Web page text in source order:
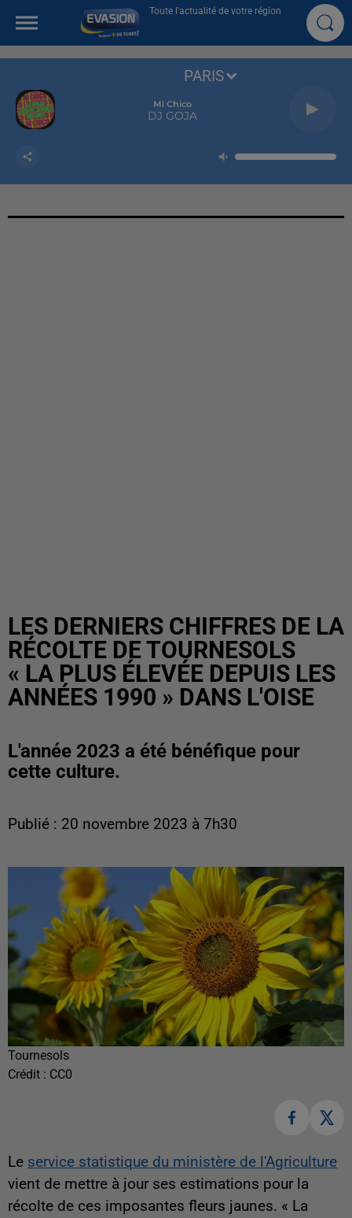
Toute l'actualité de votre région
Mi Chico
DJ GOJA
PARIS
LES DERNIERS CHIFFRES DE LA
RÉCOLTE DE TOURNESOLS
« LA PLUS ÉLEVÉE DEPUIS LES
ANNÉES 1990 » DANS L'OISE
L'année 2023 a été bénéfique pour
cette culture.
Publié : 20 novembre 2023 à 7h30
Tournesols
Crédit : CC0
Le service statistique du ministère de l'Agriculture
vient de mettre à jour ses estimations pour la
récolte de ces imposantes fleurs jaunes. « La